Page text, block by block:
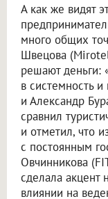
А как же видят
много общих
Швецова
решают
в системность
и Александр
сравнил
и отметил, что
с постоянным
Овчинникова
сделала акцент
влиянии на